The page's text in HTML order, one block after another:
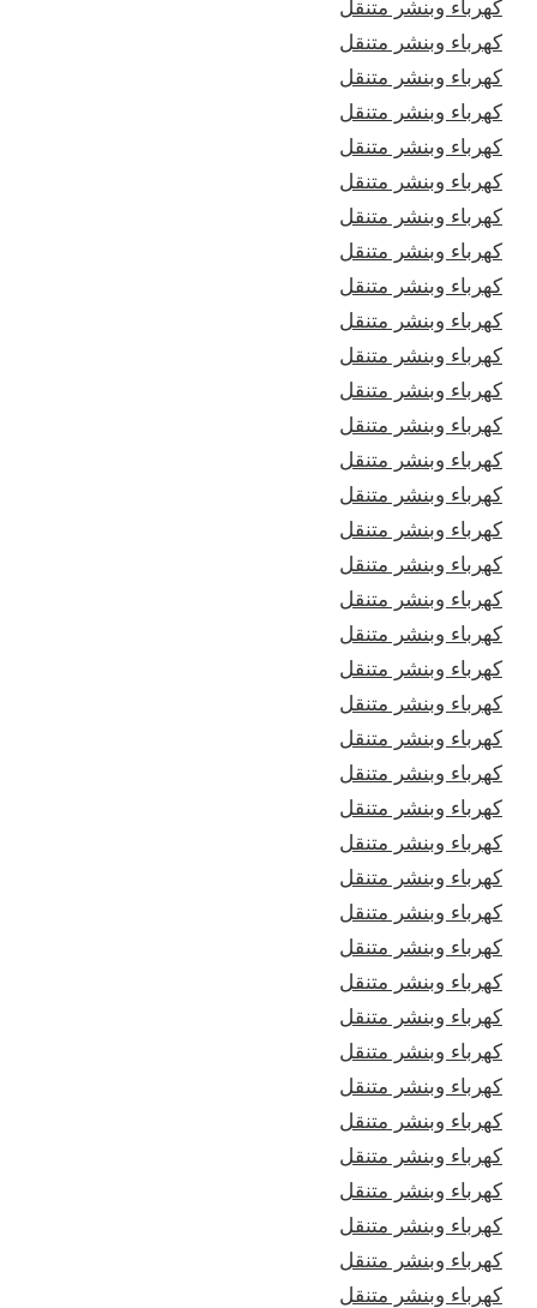
كهرباء وبنشر متنقل
كهرباء وبنشر متنقل
كهرباء وبنشر متنقل
كهرباء وبنشر متنقل
كهرباء وبنشر متنقل
كهرباء وبنشر متنقل
كهرباء وبنشر متنقل
كهرباء وبنشر متنقل
كهرباء وبنشر متنقل
كهرباء وبنشر متنقل
كهرباء وبنشر متنقل
كهرباء وبنشر متنقل
كهرباء وبنشر متنقل
كهرباء وبنشر متنقل
كهرباء وبنشر متنقل
كهرباء وبنشر متنقل
كهرباء وبنشر متنقل
كهرباء وبنشر متنقل
كهرباء وبنشر متنقل
كهرباء وبنشر متنقل
كهرباء وبنشر متنقل
كهرباء وبنشر متنقل
كهرباء وبنشر متنقل
كهرباء وبنشر متنقل
كهرباء وبنشر متنقل
كهرباء وبنشر متنقل
كهرباء وبنشر متنقل
كهرباء وبنشر متنقل
كهرباء وبنشر متنقل
كهرباء وبنشر متنقل
كهرباء وبنشر متنقل
كهرباء وبنشر متنقل
كهرباء وبنشر متنقل
كهرباء وبنشر متنقل
كهرباء وبنشر متنقل
كهرباء وبنشر متنقل
كهرباء وبنشر متنقل
كهرباء وبنشر متنقل